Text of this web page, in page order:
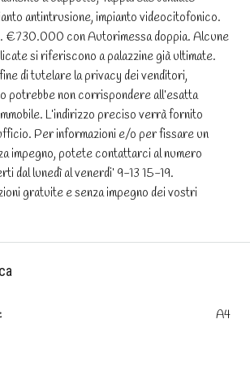
antintrusione, impianto videocitofonico.
€730.000 con Autorimessa doppia. Alcune
si riferiscono a palazzine già ultimate.
di tutelare la privacy dei venditori,
potrebbe non corrispondere all’esatta
L’indirizzo preciso verrà fornito
Per informazioni e/o per fissare un
impegno, potete contattarci al numero
dal lunedì al venerdi’ 9-13 15-19.
gratuite e senza impegno dei vostri
A4